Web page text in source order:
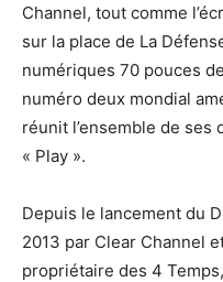
Channel, tout comme
sur la place de La
numériques 70 pouces
numéro deux mondial
réunit l’ensemble de ses
« Play ».
Depuis le lancement du
2013 par Clear Channel
propriétaire des 4